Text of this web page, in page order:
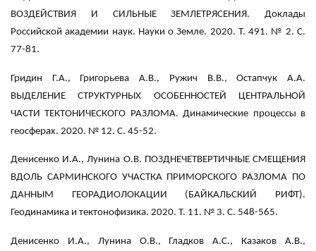
ВОЗДЕЙСТВИЯ И СИЛЬНЫЕ ЗЕМЛЕТРЯСЕНИЯ. Доклады
Российской академии наук. Науки о Земле. 2020. Т. 491. № 2. С.
77-81.
Гридин Г.А., Григорьева А.В., Ружич В.В., Остапчук А.А.
ВЫДЕЛЕНИЕ СТРУКТУРНЫХ ОСОБЕННОСТЕЙ ЦЕНТРАЛЬНОЙ
ЧАСТИ ТЕКТОНИЧЕСКОГО РАЗЛОМА. Динамические процессы в
геосферах. 2020. № 12. С. 45-52.
Денисенко И.А., Лунина О.В. ПОЗДНЕЧЕТВЕРТИЧНЫЕ СМЕЩЕНИЯ
ВДОЛЬ САРМИНСКОГО УЧАСТКА ПРИМОРСКОГО РАЗЛОМА ПО
ДАННЫМ ГЕОРАДИОЛОКАЦИИ (БАЙКАЛЬСКИЙ РИФТ).
Геодинамика и тектонофизика. 2020. Т. 11. № 3. С. 548-565.
Денисенко И.А., Лунина О.В., Гладков А.С., Казаков А.В.,